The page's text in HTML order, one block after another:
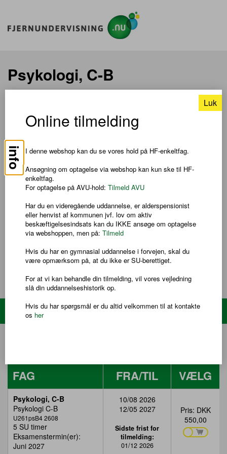
Psykologi, C-B
Om faget
I faget psykologi på B-niveau får du et indgående kendskab til
fagets stofområder, primært i forhold til det normaltfungerende
menneske.
Dette fag er et særligt forløb, der giver et fagligt løft fra et C-
niveau til et B-niveau, så du i faget kan aflægge prøve på B-
niveau. Det kræver, at du allerede har C-niveauet.
Adgangskrav
afsluttet folkeskolens 9. eller 10. klasse eller har modtaget
tilsvarende undervisning.
klasse, hvad enten 10. klasse er taget på en folkeskole eller
anden institution.
LÆS MERE
Søg hold
viser
hold
for
en
specifik
skole.
FAG FRA/TIL VÆLG
Psykologi, C-B
Psykologi C-B
U261psB4 2608
5 SU timer
Eksamenstermin(er):
Juni 2027
10/08 2026
12/05 2027
Sidste frist for
tilmelding:
01/12 2026
Pris: DKK
550,00
info
Online tilmelding
I denne webshop kan du se vores hold på HF-enkeltfag.
Ansøgning om optagelse via webshop kan kun ske til HF-
enkeltfag.
For optagelse på AVU-hold: Tilmeld AVU
Har du en videregående uddannelse, er alderspensionist
eller henvist af kommunen jvf. lov om aktiv
beskæftigelsesindsats kan du IKKE ansøge om optagelse
via webshoppen, men på: Tilmeld
Hvis du har en gymnasial uddannelse i forvejen, skal du
være opmærksom på, at du ikke er SU-berettiget.
For at vi kan behandle din tilmelding, vil vores vejledning
slå din uddannelseshistorik op.
Hvis du har spørgsmål er du altid velkommen til at kontakte
os her
Luk